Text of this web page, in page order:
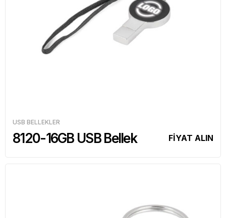
USB BELLEKLER
8120-16GB USB Bellek FİYAT ALIN